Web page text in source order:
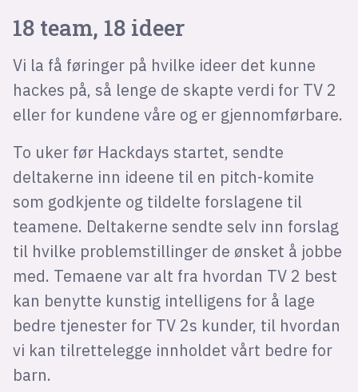
18 team, 18 ideer
Vi la få føringer på hvilke ideer det kunne
hackes på, så lenge de skapte verdi for TV 2
eller for kundene våre og er gjennomførbare.
To uker før Hackdays startet, sendte
deltakerne inn ideene til en pitch-komite
som godkjente og tildelte forslagene til
teamene. Deltakerne sendte selv inn forslag
til hvilke problemstillinger de ønsket å jobbe
med. Temaene var alt fra hvordan TV 2 best
kan benytte kunstig intelligens for å lage
bedre tjenester for TV 2s kunder, til hvordan
vi kan tilrettelegge innholdet vårt bedre for
barn.